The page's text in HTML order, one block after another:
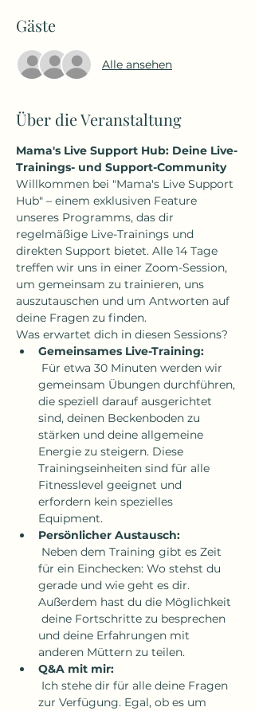
Gäste
Alle ansehen
Über die Veranstaltung
Mama's Live Support Hub: Deine Live-
Trainings- und Support-Community
Willkommen bei "Mama's Live Support
Hub" – einem exklusiven Feature
unseres Programms, das dir
regelmäßige Live-Trainings und
direkten Support bietet. Alle 14 Tage
treffen wir uns in einer Zoom-Session,
um gemeinsam zu trainieren, uns
auszutauschen und um Antworten auf
deine Fragen zu finden.
Was erwartet dich in diesen Sessions?
Gemeinsames Live-Training:
gemeinsam Übungen durchführen,
die speziell darauf ausgerichtet
sind, deinen Beckenboden zu
stärken und deine allgemeine
Energie zu steigern. Diese
Trainingseinheiten sind für alle
Fitnesslevel geeignet und
erfordern kein spezielles
Equipment.
Persönlicher Austausch:
für ein Einchecken: Wo stehst du
gerade und wie geht es dir.
Außerdem hast du die Möglichkeit
deine Fortschritte zu besprechen
und deine Erfahrungen mit
anderen Müttern zu teilen.
Q&A mit mir:
zur Verfügung. Egal, ob es um